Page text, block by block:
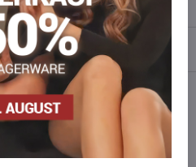
Reddit WhatsApp